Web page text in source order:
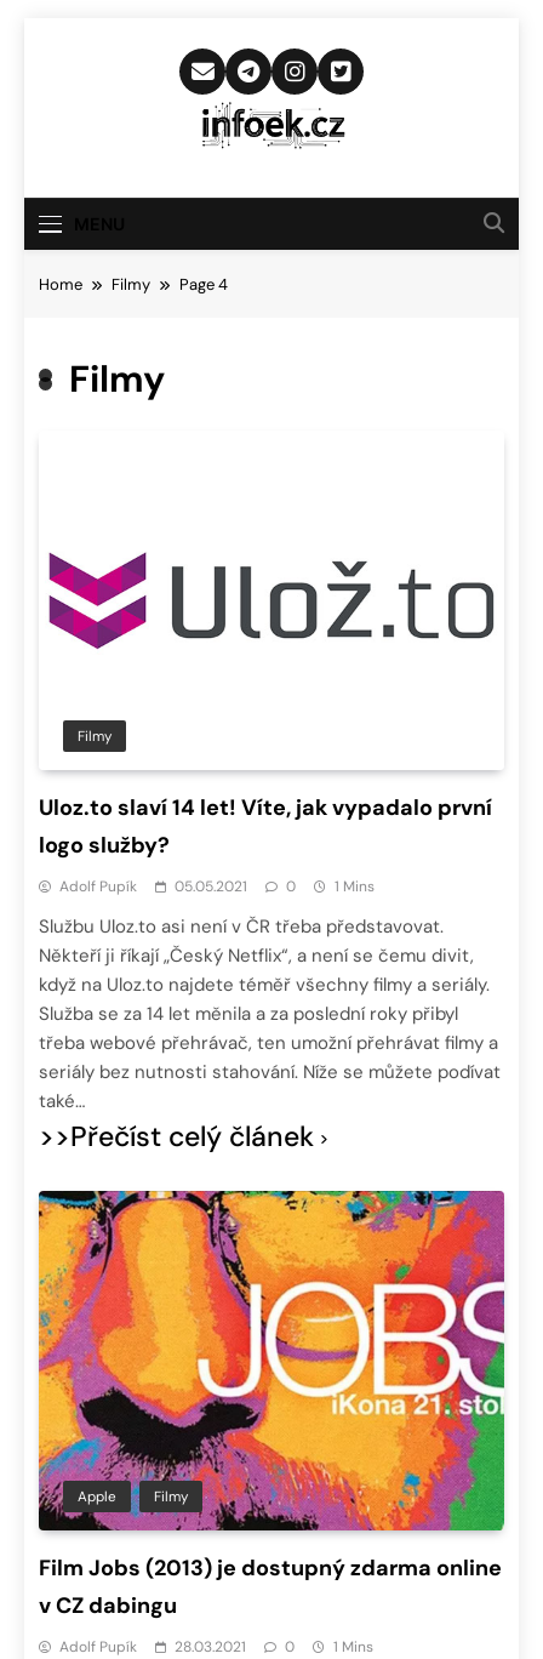
Infoek.cz
Novinkám
Home Filmy Page 4
Filmy
Filmy
Uloz.to slaví 14 let! Víte, jak vypadalo první
logo služby?
Adolf Pupík 05.05.2021 0 1 Mins
Službu Uloz.to asi není v ČR třeba představovat.
Někteří ji říkají „Český Netflix“, a není se čemu divit,
když na Uloz.to najdete téměř všechny filmy a seriály.
Služba se za 14 let měnila a za poslední roky přibyl
třeba webové přehrávač, ten umožní přehrávat filmy a
seriály bez nutnosti stahování. Níže se můžete podívat
také…
>>Přečíst celý článek
Apple Filmy
Film Jobs (2013) je dostupný zdarma online
v CZ dabingu
Adolf Pupík 28.03.2021 0 1 Mins